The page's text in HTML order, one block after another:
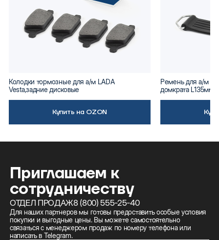
Колодки тормозные для а/м LADA
Vesta,задние дисковые
Купить на OZON
Ремень для а/м
домкрата L135мм
Приглашаем к
сотрудничеству
ОТДЕЛ ПРОДАЖ8 (800) 555-25-40
Для наших партнеров мы готовы предоставить особые условия
покупки и выгодные цены. Вы можете самостоятельно
связаться с менеджером продаж по номеру телефона или
написать в Telegram.